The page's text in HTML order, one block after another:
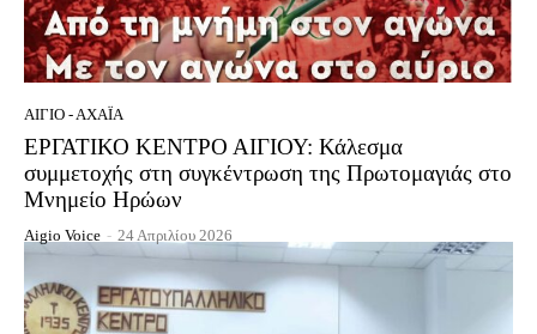
ΑΊΓΙΟ - ΑΧΑΪ́Α
ΕΡΓΑΤΙΚΟ ΚΕΝΤΡΟ ΑΙΓΙΟΥ: Κάλεσμα
συμμετοχής στη συγκέντρωση της Πρωτομαγιάς στο
Μνημείο Ηρώων
Aigio Voice - 24 Απριλίου 2026